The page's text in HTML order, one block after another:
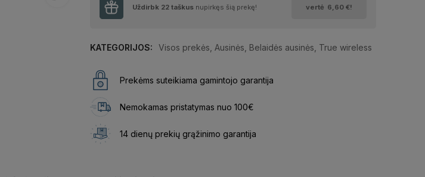
Uždirbk 22taškus nupirkęs šią prekę! vertė 6,60 €!
KATEGORIJOS: Visos prekės Ausinės Belaidės ausinės True wireless
Prekėms suteikiama gamintojo garantija
Nemokamas pristatymas nuo 100€
14 dienų prekių grąžinimo garantija